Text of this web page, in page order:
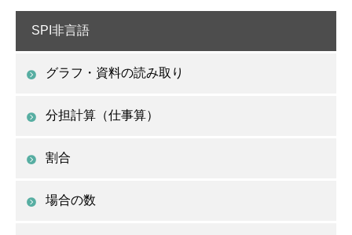
SPI非言語
グラフ・資料の読み取り
分担計算（仕事算）
割合
場合の数